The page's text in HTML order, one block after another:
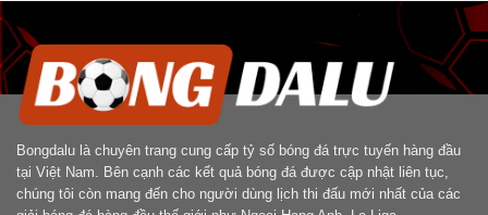
Bongdalu là chuyên trang cung cấp tỷ số bóng đá trực tuyến hàng đầu
tại Việt Nam. Bên cạnh các kết quả bóng đá được cập nhật liên tục,
chúng tôi còn mang đến cho người dùng lịch thi đấu mới nhất của các